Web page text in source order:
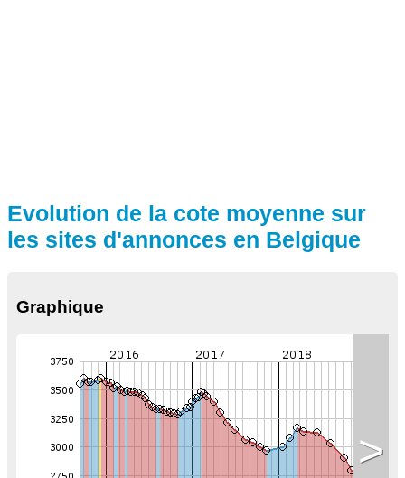
Evolution de la cote moyenne sur
les sites d'annonces en Belgique
Graphique
>